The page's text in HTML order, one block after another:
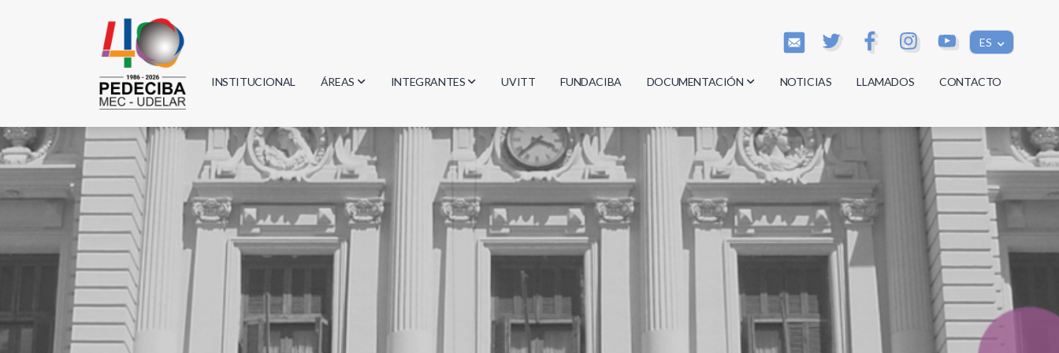
ES
INSTITUCIONAL ÁREAS
Biología
Física
Geociencias
Informática
Matemática
INTEGRANTES
Investigadores
Estudiantes
Egresados
UVITT FUNDACIBA DOCUMENTACIÓN
Actas
Reglamentos
Documentos
NOTICIAS LLAMADOS CONTACTO